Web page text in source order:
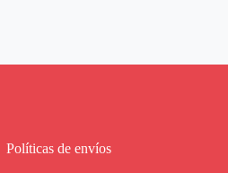
Políticas de envíos